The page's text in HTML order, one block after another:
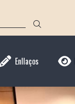
Enllaços